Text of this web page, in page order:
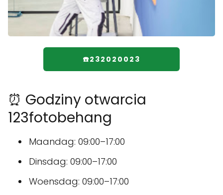
☎️232020023
⏰ Godziny otwarcia
123fotobehang
Maandag: 09:00–17:00
Dinsdag: 09:00–17:00
Woensdag: 09:00–17:00